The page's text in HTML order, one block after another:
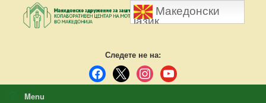
content
Следете не на:
facebook
x instagramyoutube
Menu
Македонски
јазик